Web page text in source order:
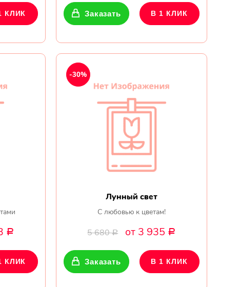
КЛИК Заказать В 1 КЛИК
Р
КЛИК
Лунный свет
С любовью к цветам!
5 680Р от 3 935 Р
-30%
Заказать В 1 КЛИК